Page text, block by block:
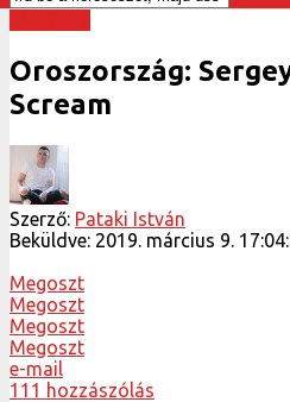
Oroszország:
Scream
Szerző: Pataki István
Beküldve: 2019. március 9.
Megoszt
Megoszt
Megoszt
Megoszt
e-mail
111 hozzászólás